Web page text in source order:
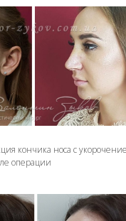
кончика носа с
операции